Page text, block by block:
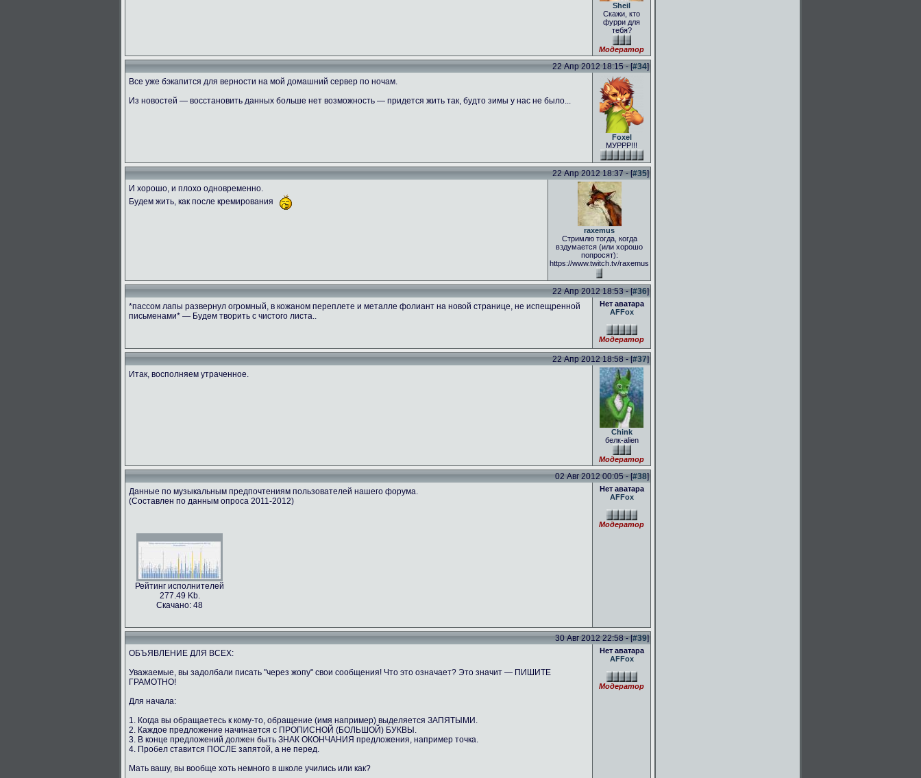
Sheil
Скажи, кто
фурри для
тебя?
Модератор
22 Апр 2012 18:15 - [#34]
Все уже бэкапится для верности на мой домашний сервер по ночам.
Из новостей — восстановить данных больше нет возможность — придется жить так, будто зимы у нас не было...
Foxel
МУРРР!!!
22 Апр 2012 18:37 - [#35]
И хорошо, и плохо одновременно.
Будем жить, как после кремирования
raxemus
Стримлю тогда, когда
вздумается (или хорошо
попросят):
https://www.twitch.tv/raxemus
22 Апр 2012 18:53 - [#36]
*пассом лапы развернул огромный, в кожаном переплете и металле фолиант на новой странице, не испещренной
письменами* — Будем творить с чистого листа..
Нет аватара
AFFox
Модератор
22 Апр 2012 18:58 - [#37]
Итак, восполняем утраченное.
Chink
белк-alien
Модератор
02 Авг 2012 00:05 - [#38]
Данные по музыкальным предпочтениям пользователей нашего форума.
(Составлен по данным опроса 2011-2012)
Рейтинг исполнителей
277.49 Kb.
Скачано: 48
Нет аватара
AFFox
Модератор
30 Авг 2012 22:58 - [#39]
ОБЪЯВЛЕНИЕ ДЛЯ ВСЕХ:
Уважаемые, вы задолбали писать "через жопу" свои сообщения! Что это означает? Это значит — ПИШИТЕ
ГРАМОТНО!
Для начала:
1. Когда вы обращаетесь к кому-то, обращение (имя например) выделяется ЗАПЯТЫМИ.
2. Каждое предложение начинается с ПРОПИСНОЙ (БОЛЬШОЙ) БУКВЫ.
3. В конце предложений должен быть ЗНАК ОКОНЧАНИЯ предложения, например точка.
4. Пробел ставится ПОСЛЕ запятой, а не перед.
Мать вашу, вы вообще хоть немного в школе учились или как?
Нет аватара
AFFox
Модератор